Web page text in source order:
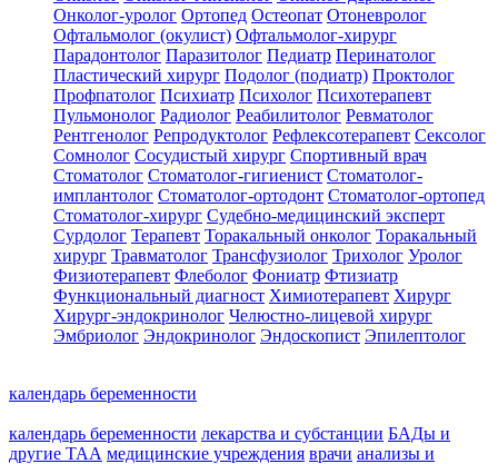
Онколог-уролог Ортопед Остеопат Отоневролог
Офтальмолог (окулист) Офтальмолог-хирург
Парадонтолог Паразитолог Педиатр Перинатолог
Пластический хирург Подолог (подиатр) Проктолог
Профпатолог Психиатр Психолог Психотерапевт
Пульмонолог Радиолог Реабилитолог Ревматолог
Рентгенолог Репродуктолог Рефлексотерапевт Сексолог
Сомнолог Сосудистый хирург Спортивный врач
Стоматолог Стоматолог-гигиенист Стоматолог-
имплантолог Стоматолог-ортодонт Стоматолог-ортопед
Стоматолог-хирург Судебно-медицинский эксперт
Сурдолог Терапевт Торакальный онколог Торакальный
хирург Травматолог Трансфузиолог Трихолог Уролог
Физиотерапевт Флеболог Фониатр Фтизиатр
Функциональный диагност Химиотерапевт Хирург
Хирург-эндокринолог Челюстно-лицевой хирург
Эмбриолог Эндокринолог Эндоскопист Эпилептолог
календарь беременности
календарь беременности лекарства и субстанции БАДы и
другие ТАА медицинские учреждения врачи анализы и